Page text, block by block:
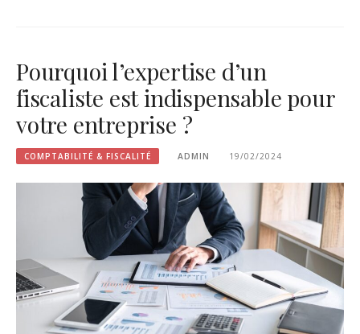
Pourquoi l’expertise d’un
fiscaliste est indispensable pour
votre entreprise ?
COMPTABILITÉ & FISCALITÉ ADMIN 19/02/2024